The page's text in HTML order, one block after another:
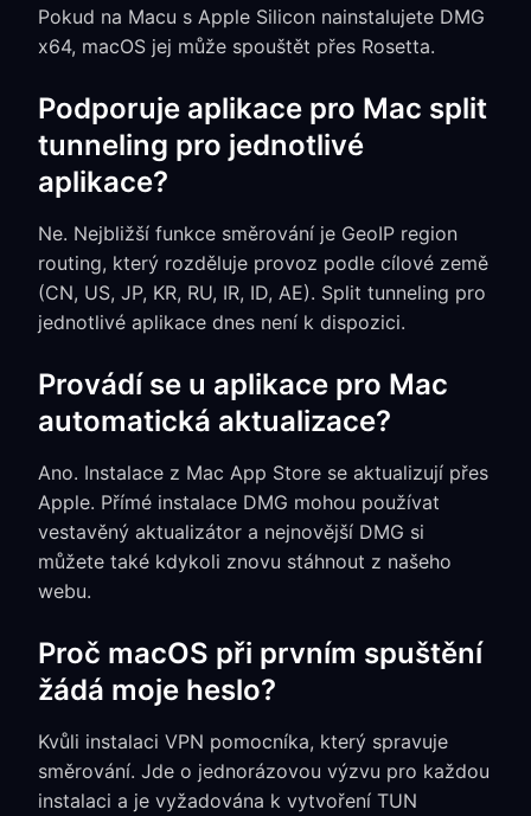
Pokud na Macu s Apple Silicon nainstalujete DMG
x64, macOS jej může spouštět přes Rosetta.
Podporuje aplikace pro Mac split
tunneling pro jednotlivé
aplikace?
Ne. Nejbližší funkce směrování je GeoIP region
routing, který rozděluje provoz podle cílové země
(CN, US, JP, KR, RU, IR, ID, AE). Split tunneling pro
jednotlivé aplikace dnes není k dispozici.
Provádí se u aplikace pro Mac
automatická aktualizace?
Ano. Instalace z Mac App Store se aktualizují přes
Apple. Přímé instalace DMG mohou používat
vestavěný aktualizátor a nejnovější DMG si
můžete také kdykoli znovu stáhnout z našeho
webu.
Proč macOS při prvním spuštění
žádá moje heslo?
Kvůli instalaci VPN pomocníka, který spravuje
směrování. Jde o jednorázovou výzvu pro každou
instalaci a je vyžadována k vytvoření TUN